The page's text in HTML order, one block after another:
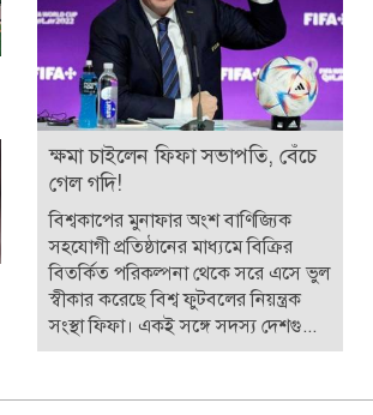
ক্ষমা চাইলেন ফিফা সভাপতি, বেঁচে
গেল গদি!
বিশ্বকাপের মুনাফার অংশ বাণিজ্যিক
সহযোগী প্রতিষ্ঠানের মাধ্যমে বিক্রির
বিতর্কিত পরিকল্পনা থেকে সরে এসে ভুল
স্বীকার করেছে বিশ্ব ফুটবলের নিয়ন্ত্রক
সংস্থা ফিফা। একই সঙ্গে সদস্য দেশগু...